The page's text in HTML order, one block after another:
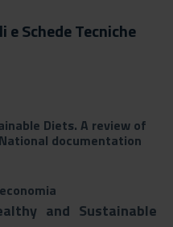
Schede Tecniche
Diets. A review of
documentation
and Sustainable